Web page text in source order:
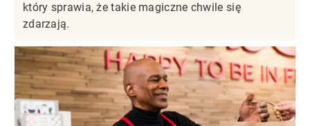
który sprawia, że takie magiczne chwile się
zdarzają.